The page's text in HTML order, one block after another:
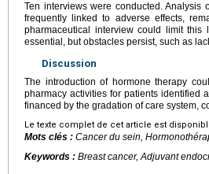
Ten interviews were conducted.
frequently linked to adverse effects,
pharmaceutical interview could limit
essential, but obstacles persist, such as
Discussion
The introduction of hormone therapy
pharmacy activities for patients identified
financed by the gradation of care system,
Le texte complet de cet article est
Mots clés : Cancer du sein,
Keywords : Breast cancer, Adjuvant